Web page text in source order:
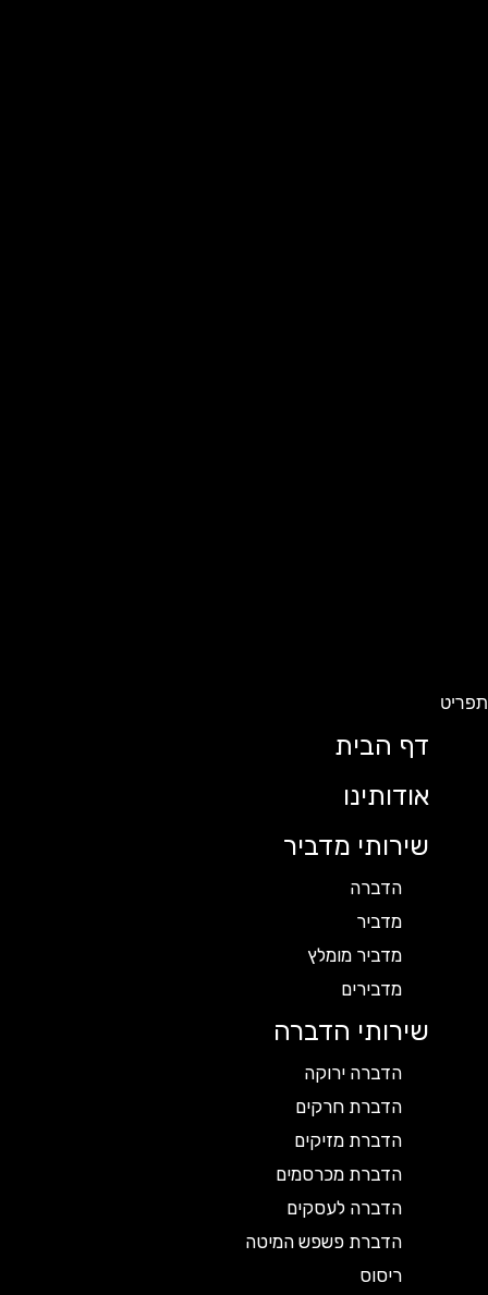
תפריט
דף הבית
אודותינו
שירותי מדביר
הדברה
מדביר
מדביר מומלץ
מדבירים
שירותי הדברה
הדברה ירוקה
הדברת חרקים
הדברת מזיקים
הדברת מכרסמים
הדברה לעסקים
הדברת פשפש המיטה
ריסוס